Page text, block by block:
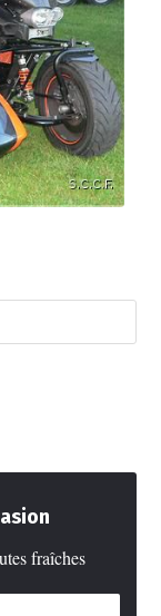
fraîches